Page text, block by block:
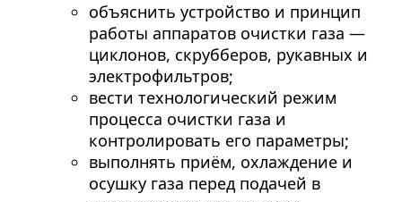
объяснить устройство и принцип
работы аппаратов очистки газа —
циклонов, скрубберов, рукавных и
электрофильтров;
вести технологический режим
процесса очистки газа и
контролировать его параметры;
выполнять приём, охлаждение и
осушку газа перед подачей в